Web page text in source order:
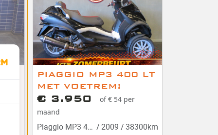
PIAGGIO MP3 400 LT
MET VOETREM!
€ 3.950
of € 54 per
maand
Piaggio MP3 400 / 2009 / 38300km